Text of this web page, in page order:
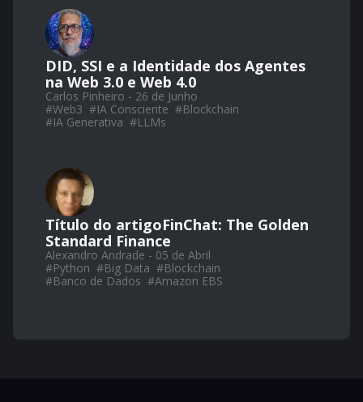
DID, SSI e a Identidade dos Agentes
na Web 3.0 e Web 4.0
Carlos Pinheiro - 26 de Junho
#Web3 #IA Consciente #Blockchain
#IA Generativa #LLMs
Título do artigoFinChat: The Golden
Standard Finance
Alexandro Andrade - 05 de Abril
#Python #Big Data #Blockchain
#Banco de Dados #Amazon EBS